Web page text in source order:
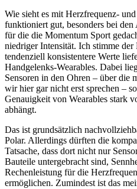
Wie sieht es mit Herzfrequenz-
funktioniert gut, besonders bei
für die die Momentum Sport
niedriger Intensität. Ich stimme
tendenziell konsistentere Werte
Handgelenks-Wearables. Dabei
Sensoren in den Ohren – über die
wir hier gar nicht erst sprechen –
Genauigkeit von Wearables stark
abhängt.
Das ist grundsätzlich
Polar. Allerdings dürften die
Tatsache, dass dort nicht nur
Bauteile untergebracht sind,
Rechenleistung für die
ermöglichen. Zumindest ist das